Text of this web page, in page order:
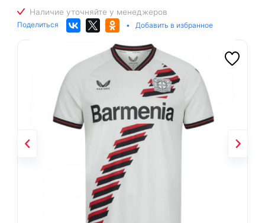
Поделиться • Добавить в избранное